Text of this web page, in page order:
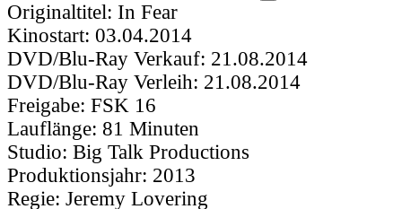
Originaltitel: In Fear
Kinostart: 03.04.2014
DVD/Blu-Ray Verkauf: 21.08.2014
DVD/Blu-Ray Verleih: 21.08.2014
Freigabe: FSK 16
Lauflänge: 81 Minuten
Studio: Big Talk Productions
Produktionsjahr: 2013
Regie: Jeremy Lovering